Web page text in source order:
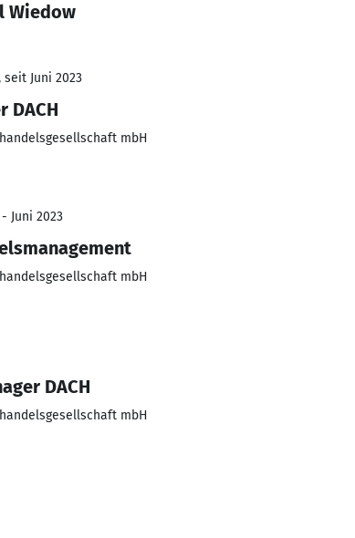
Wiedow
seit Juni 2023
DACH
mbH
Juni 2023
mbH
DACH
mbH